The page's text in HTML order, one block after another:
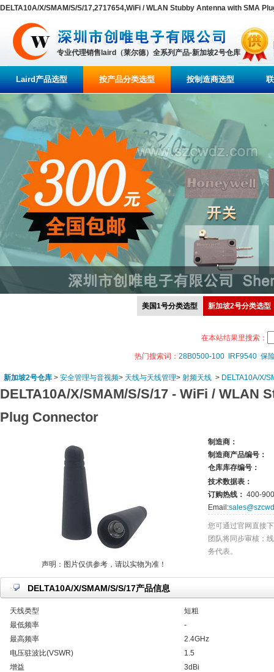
DELTA10A/X/SMAM/S/S/17,2717654,WiFi / WLAN Stubby Antenna with SMA
专业代理销售laird（莱尔德）全系列产品-新加坡2号仓库
Laird产品选型 按产品分类选型 按制造商选型
美国1号分类选型 新加坡2号分类选型
在本站结果里搜索：
热门搜索词： 28B0500-100 IRF9540 保
新加坡2号仓库 > 安全管理与音视频> 天线与天线管理> 射频天线 > DELTA10A/X/
DELTA10A/X/SMAM/S/S/17 - WiFi / WLAN
Plug Connector
声明：图片仅供参考，请以实物为准！
制造商：
制造商产品编号：
仓库库存编号：
技术数据表：
订购热线： 400-
Email:
您可通过官网直接
团队将同步审核；
务代表。
DELTA10A/X/SMAM/S/S/17产品信息
天线类型
短粗
最低频率
-
最高频率
2.4GHz
电压驻波比(VSWR)
1.5
增益
3dBi